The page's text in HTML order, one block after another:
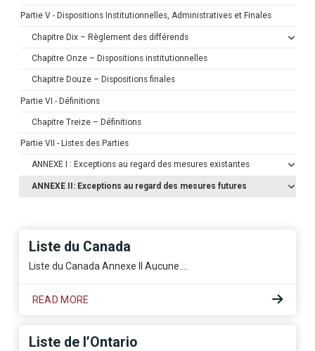
Partie V - Dispositions Institutionnelles, Administratives et Finales
Chapitre Dix – Règlement des différends
Chapitre Onze – Dispositions institutionnelles
Chapitre Douze – Dispositions finales
Partie VI - Définitions
Chapitre Treize – Définitions
Partie VII - Listes des Parties
ANNEXE I : Exceptions au regard des mesures existantes
ANNEXE II: Exceptions au regard des mesures futures
Liste du Canada
Liste du Canada Annexe II Aucune.…
READ MORE
Liste de l’Ontario